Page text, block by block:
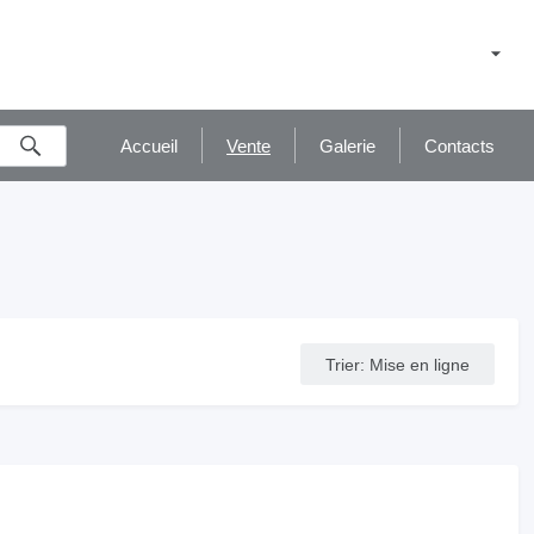
Accueil Vente Galerie Contacts
Trier: Mise en ligne